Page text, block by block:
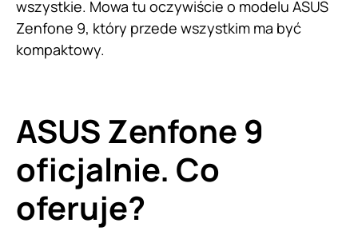
wszystkie. Mowa tu oczywiście o modelu ASUS
Zenfone 9, który przede wszystkim ma być
kompaktowy.
ASUS Zenfone 9
oficjalnie. Co
oferuje?